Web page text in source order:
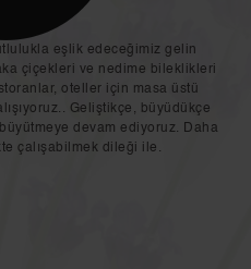
eşlik edeceğimiz gelin
çiçekleri ve nedime bileklikleri
oteller için masa üstü
Geliştikçe, büyüdükçe
devam ediyoruz. Daha
çalışabilmek dileği ile.